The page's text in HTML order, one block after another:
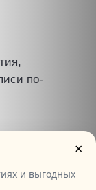
по-
×
и выгодных